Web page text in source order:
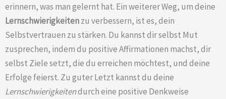
erinnern, was man gelernt hat. Ein weiterer Weg, um deine
Lernschwierigkeitenzu verbessern, ist es, dein
Selbstvertrauen zu stärken. Du kannst dir selbst Mut
zusprechen, indem du positive Affirmationen machst, dir
selbst Ziele setzt, die du erreichen möchtest, und deine
Erfolge feierst. Zu guter Letzt kannst du deine
Lernschwierigkeitendurch eine positive Denkweise